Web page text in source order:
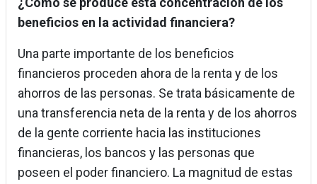
beneficios en la actividad financiera?
Una parte importante de los beneficios
financieros proceden ahora de la renta y de los
ahorros de las personas. Se trata básicamente de
una transferencia neta de la renta y de los ahorros
de la gente corriente hacia las instituciones
financieras, los bancos y las personas que
poseen el poder financiero. La magnitud de estas